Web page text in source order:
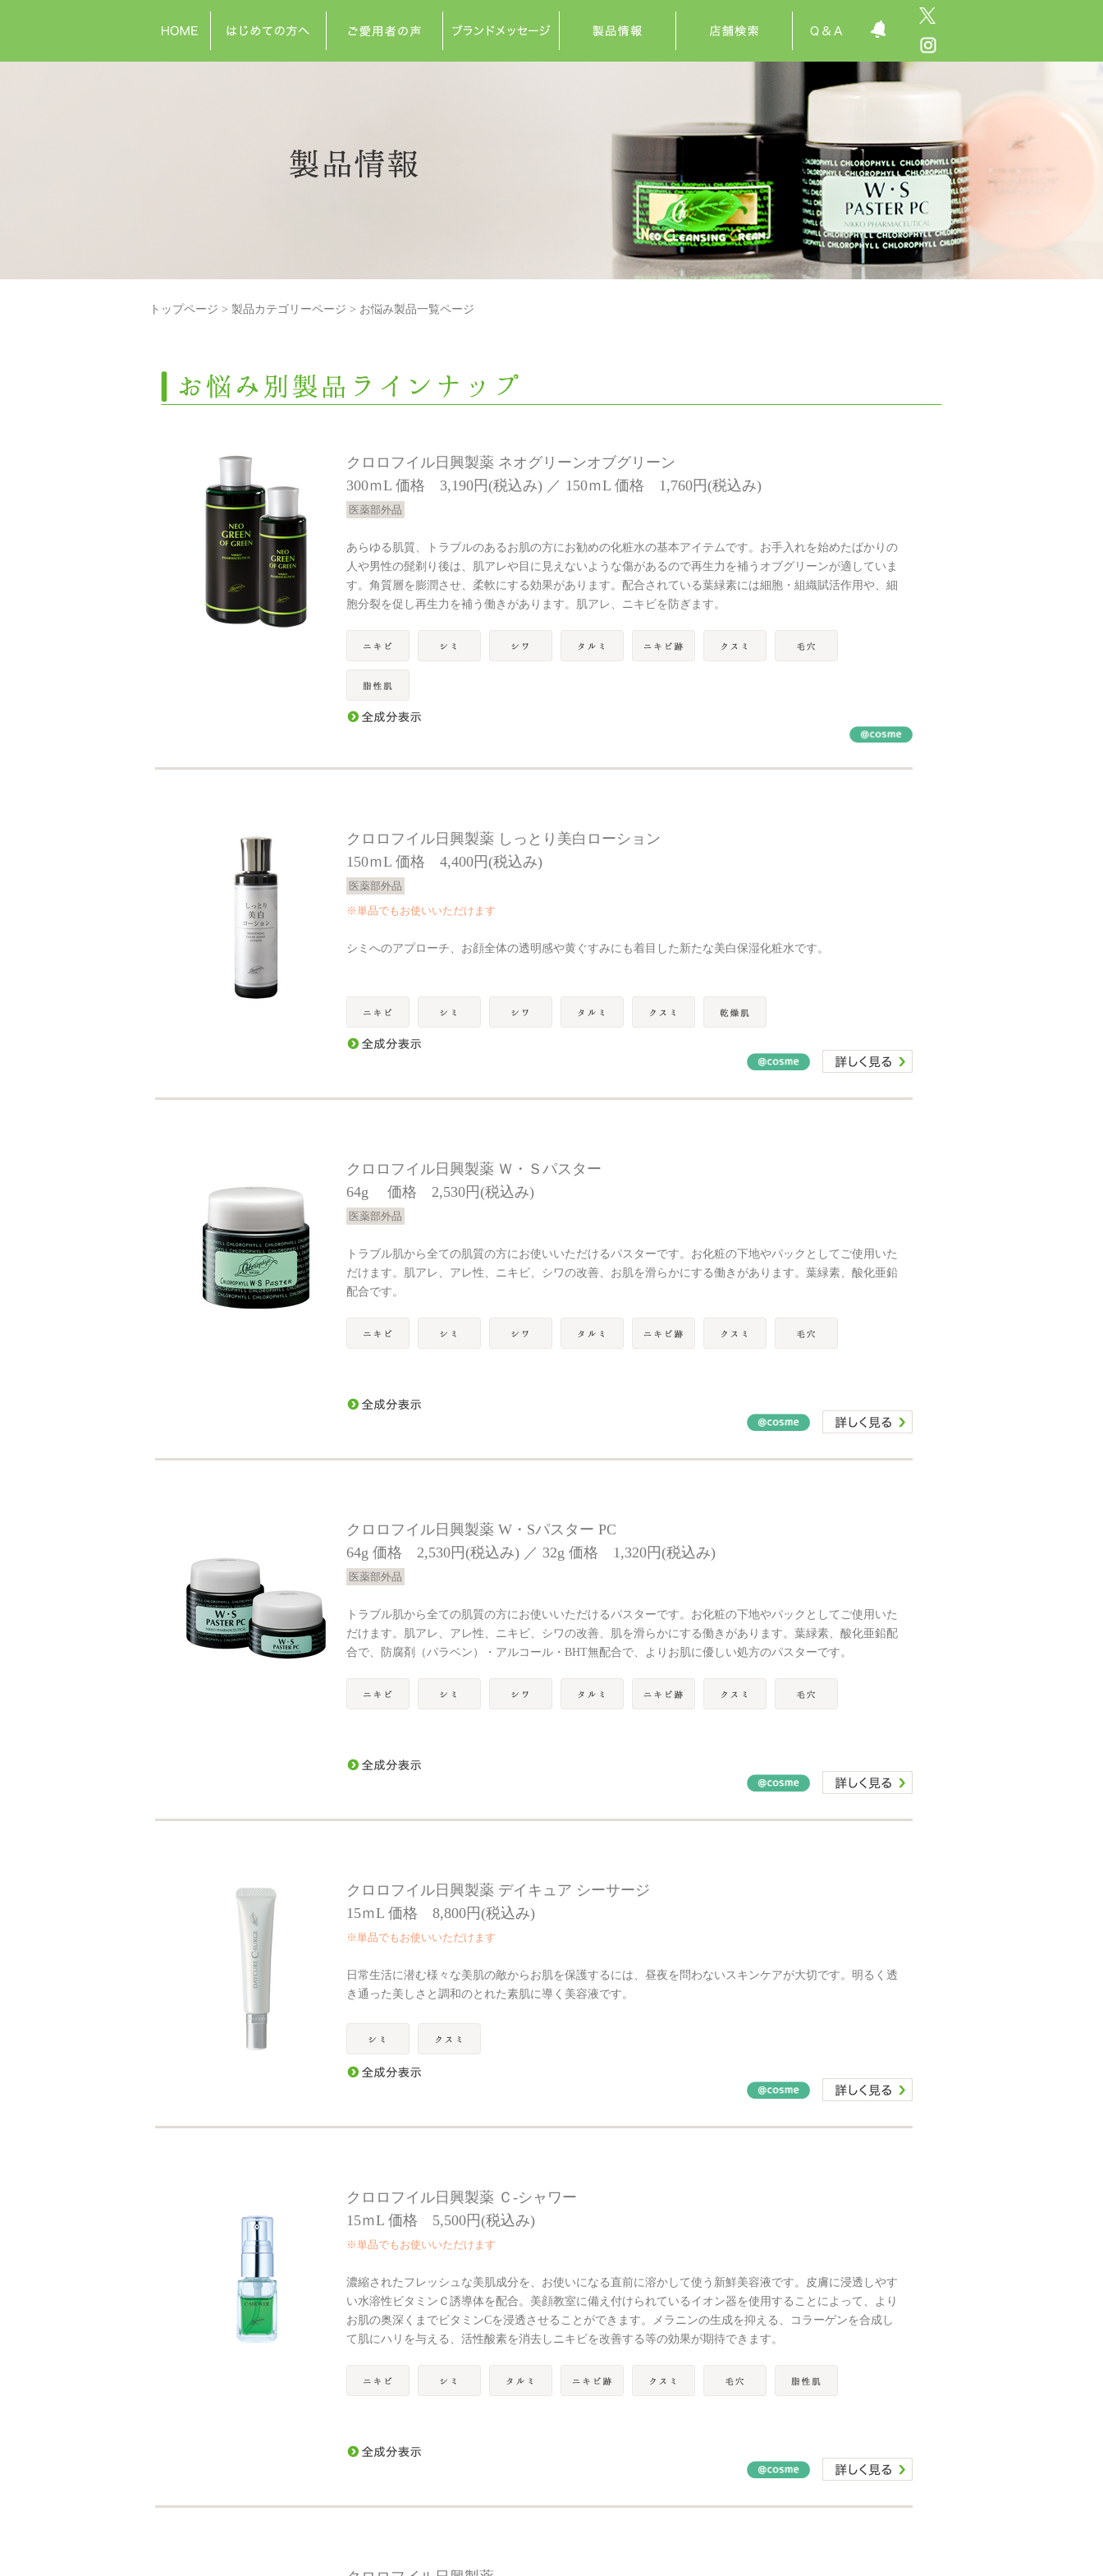
トップページ 製品カテゴリーページ お悩み製品一覧ページ
クロロフイル日興製薬 ネオグリーンオブグリーン
300ｍL 価格 3,190円(税込み) ／ 150ｍL 価格 1,760円(税込み)
医薬部外品
あらゆる肌質、トラブルのあるお肌の方にお勧めの化粧水の基本アイテムです。お手入れを始めたばかりの
人や男性の髭剃り後は、肌アレや目に見えないような傷があるので再生力を補うオブグリーンが適していま
す。角質層を膨潤させ、柔軟にする効果があります。配合されている葉緑素には細胞・組織賦活作用や、細
胞分裂を促し再生力を補う働きがあります。肌アレ、ニキビを防ぎます。
クロロフイル日興製薬 しっとり美白ローション
150ｍL 価格 4,400円(税込み)
医薬部外品
※単品でもお使いいただけます
シミへのアプローチ、お顔全体の透明感や黄ぐすみにも着目した新たな美白保湿化粧水です。
クロロフイル日興製薬 Ｗ・Ｓパスター
64g 価格 2,530円(税込み)
医薬部外品
トラブル肌から全ての肌質の方にお使いいただけるパスターです。お化粧の下地やパックとしてご使用いた
だけます。肌アレ、アレ性、ニキビ、シワの改善、お肌を滑らかにする働きがあります。葉緑素、酸化亜鉛
配合です。
クロロフイル日興製薬 W・Sパスター PC
64g 価格 2,530円(税込み) ／ 32g 価格 1,320円(税込み)
医薬部外品
トラブル肌から全ての肌質の方にお使いいただけるパスターです。お化粧の下地やパックとしてご使用いた
だけます。肌アレ、アレ性、ニキビ、シワの改善、肌を滑らかにする働きがあります。葉緑素、酸化亜鉛配
合で、防腐剤（パラベン）・アルコール・BHT無配合で、よりお肌に優しい処方のパスターです。
クロロフイル日興製薬 デイキュア シーサージ
15ｍL 価格 8,800円(税込み)
※単品でもお使いいただけます
日常生活に潜む様々な美肌の敵からお肌を保護するには、昼夜を問わないスキンケアが大切です。明るく透
き通った美しさと調和のとれた素肌に導く美容液です。
クロロフイル日興製薬 Ｃ-シャワー
15ｍL 価格 5,500円(税込み)
※単品でもお使いいただけます
濃縮されたフレッシュな美肌成分を、お使いになる直前に溶かして使う新鮮美容液です。皮膚に浸透しやす
い水溶性ビタミンＣ誘導体を配合。美顔教室に備え付けられているイオン器を使用することによって、より
お肌の奥深くまでビタミンCを浸透させることができます。メラニンの生成を抑える、コラーゲンを合成し
て肌にハリを与える、活性酸素を消去しニキビを改善する等の効果が期待できます。